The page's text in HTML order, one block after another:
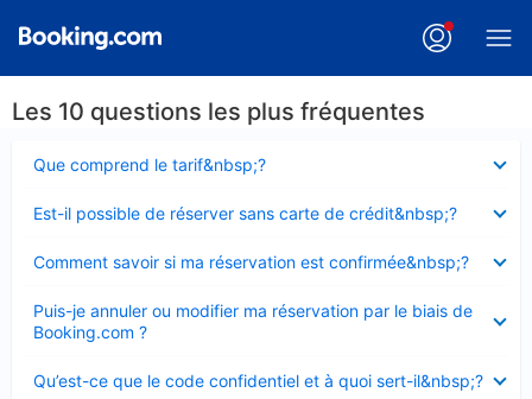
Les 10 questions les plus fréquentes
Que comprend le tarif&nbsp;?
fermé
Est-il possible de réserver sans carte de crédit&nbsp;?
fermé
Comment savoir si ma réservation est confirmée&nbsp;?
fermé
Puis-je annuler ou modifier ma réservation par le biais de
Booking.com ?
fermé
Qu’est-ce que le code confidentiel et à quoi sert-il&nbsp;?
fermé